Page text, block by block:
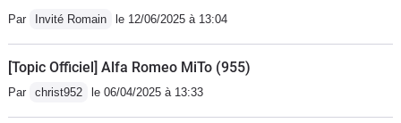
Par Invité Romain le 12/06/2025 à 13:04
[Topic Officiel] Alfa Romeo MiTo (955)
Par christ952 le 06/04/2025 à 13:33